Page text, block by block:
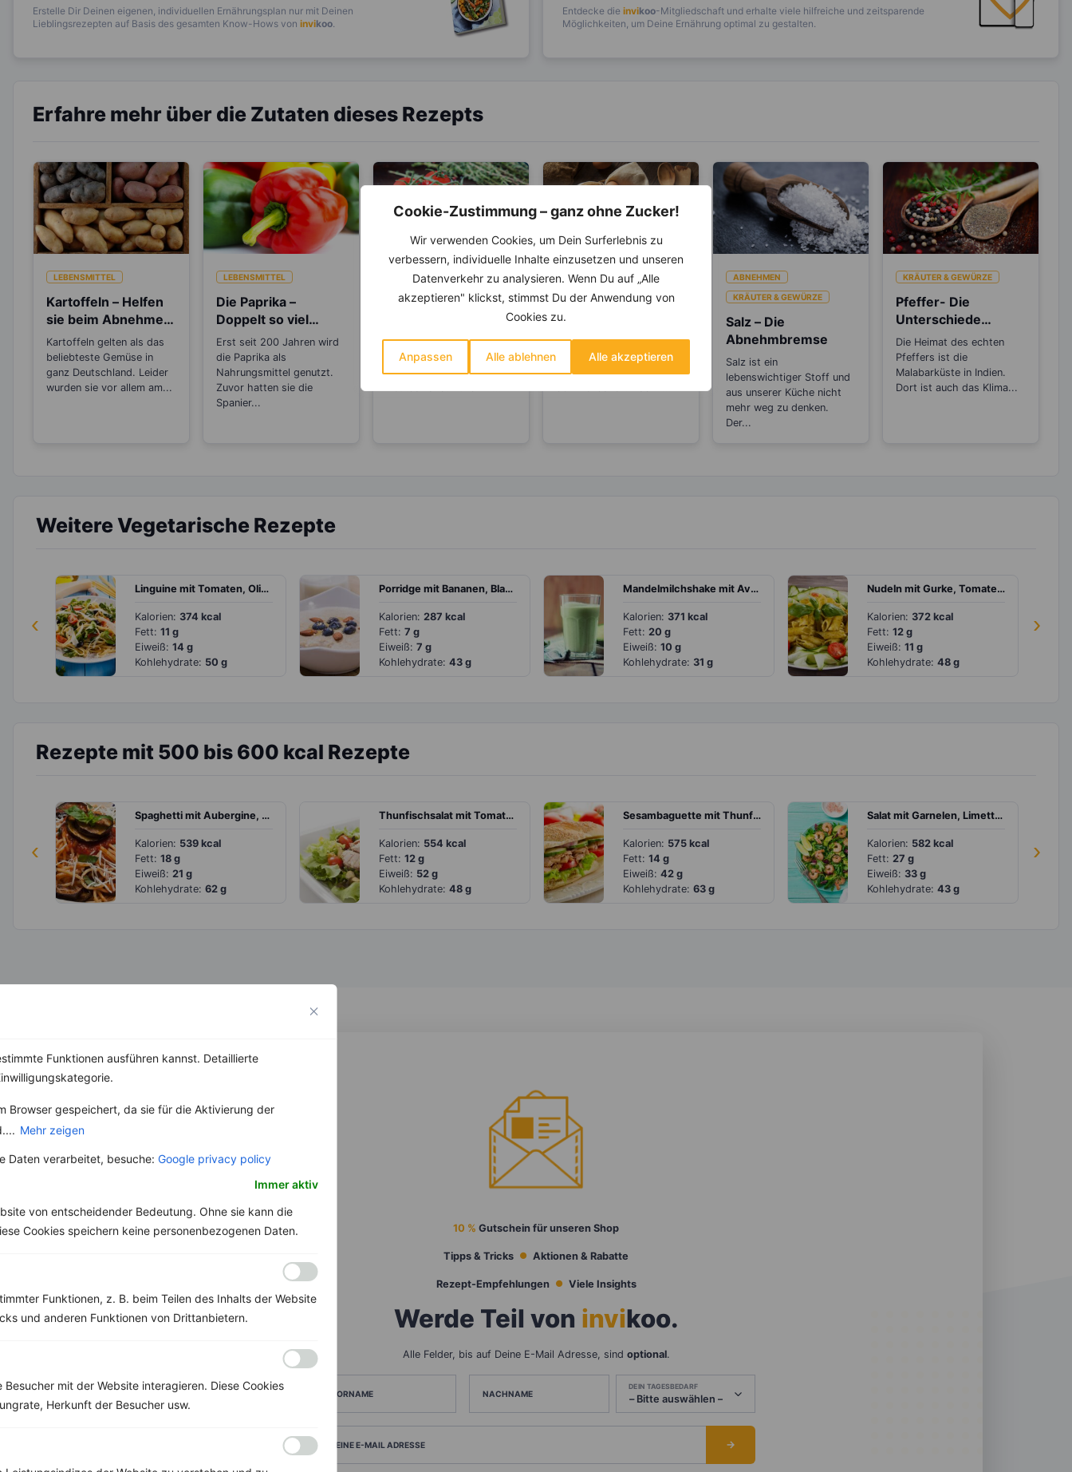
Cookie-Zustimmung – ganz ohne Zucker!
Wir verwenden Cookies, um Dein Surferlebnis zu
verbessern, individuelle Inhalte einzusetzen und unseren
Datenverkehr zu analysieren. Wenn Du auf „Alle
akzeptieren" klickst, stimmst Du der Anwendung von
Cookies zu.
Anpassen Alle ablehnen Alle akzeptieren
Funktionen ausführen kannst. Detaillierte
Browser gespeichert, da sie für die Aktivierung der
Mehr zeigen
Daten verarbeitet, besuche: Google privacy policy
Immer aktiv
von entscheidender Bedeutung. Ohne sie kann die
Cookies speichern keine personenbezogenen Daten.
Funktionen, z. B. beim Teilen des Inhalts der Website
und anderen Funktionen von Drittanbietern.
mit der Website interagieren. Diese Cookies
Herkunft der Besucher usw.
Erstelle Dir Deinen eigenen, individuellen Ernährungsplan nur mit Deinen
Lieblingsrezepten auf Basis des gesamten Know-Hows von invikoo.
Entdecke die invikoo-Mitgliedschaft und erhalte viele hilfreiche und zeitsparende
Möglichkeiten, um Deine Ernährung optimal zu gestalten.
Erfahre mehr über die Zutaten dieses Rezepts
LEBENSMITTEL
Kartoffeln – Helfen
sie beim Abnehmen
oder machen sie
dick?
Kartoffeln gelten als das
beliebteste Gemüse in
ganz Deutschland. Leider
wurden sie vor allem am...
LEBENSMITTEL
Die Paprika –
Doppelt so viel
Vitamin C, wie die
Zitrone
Erst seit 200 Jahren wird
die Paprika als
Nahrungsmittel genutzt.
Zuvor hatten sie die
Spanier...
LEBENSMITTEL
Tomaten- Mehr des
Lycopin durchs
Einkochen?
Tomaten belegen den 1.
Platz unter den Top 10 der
Gemüsesorten in
LEBENSMITTEL
Eier – Ist das
enthaltene
Cholesterin
gesundheitsschädlic
h?
Eier sind eine beliebte
Nahrung für zahlreiche
Tierarten, aber auch für
ABNEHMEN
KRÄUTER & GEWÜRZE
Salz – Die
Abnehmbremse
Salz ist ein
lebenswichtiger Stoff und
aus unserer Küche nicht
mehr weg zu denken.
Der...
KRÄUTER & GEWÜRZE
Pfeffer- Die
Unterschiede
zwischen den
Sorten
Die Heimat des echten
Pfeffers ist die
Malabarküste in Indien.
Dort ist auch das Klima...
Weitere Vegetarische Rezepte
‹ ›
Linguine mit Tomaten, Oliven und Feldsalat
Kalorien: 374 kcal
Fett: 11 g
Eiweiß: 14 g
Kohlehydrate: 50 g
Porridge mit Bananen, Blaubeeren und Mandeln
Kalorien: 287 kcal
Fett: 7 g
Eiweiß: 7 g
Kohlehydrate: 43 g
Mandelmilchshake mit Avocado
Kalorien: 371 kcal
Fett: 20 g
Eiweiß: 10 g
Kohlehydrate: 31 g
Nudeln mit Gurke, Tomate und Pesto
Kalorien: 372 kcal
Fett: 12 g
Eiweiß: 11 g
Kohlehydrate: 48 g
Rezepte mit 500 bis 600 kcal Rezepte
‹ ›
Spaghetti mit Aubergine, Tomatensoße und Parmesan
Kalorien: 539 kcal
Fett: 18 g
Eiweiß: 21 g
Kohlehydrate: 62 g
Thunfischsalat mit Tomaten, Eisbergsalat und Knoblauch
Kalorien: 554 kcal
Fett: 12 g
Eiweiß: 52 g
Kohlehydrate: 48 g
Sesambaguette mit Thunfisch, Tomate und Gurke
Kalorien: 575 kcal
Fett: 14 g
Eiweiß: 42 g
Kohlehydrate: 63 g
Salat mit Garnelen, Limette und Avocado
Kalorien: 582 kcal
Fett: 27 g
Eiweiß: 33 g
Kohlehydrate: 43 g
10 % Gutschein für unseren Shop
Tipps & Tricks Aktionen & Rabatte
Rezept-Empfehlungen Viele Insights
Werde Teil von invikoo.
Alle Felder, bis auf Deine E-Mail Adresse, sind optional.
VORNAME NACHNAME
DEIN TAGESBEDARF
DEINE E-MAIL ADRESSE